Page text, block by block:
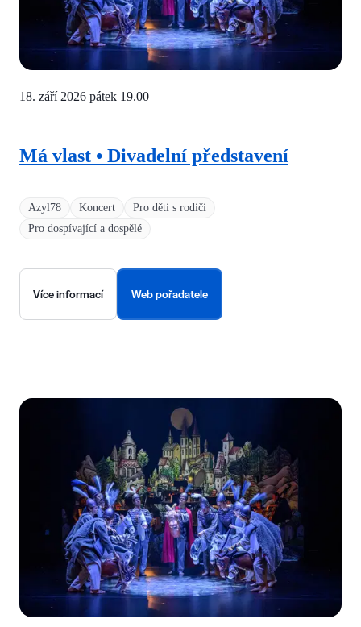
Azyl78 Koncert
Pro děti s rodiči
Pro dospívající a dospělé
Má vlast • Divadelní představení
18. září 2026 pátek 19.00
Více informací Web pořadatele